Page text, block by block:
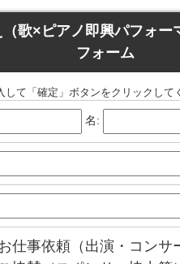
歌×ピアノ即興パフォー
フォーム
して「確定」ボタンをクリックして
名:
仕事依頼（出演・コンサ